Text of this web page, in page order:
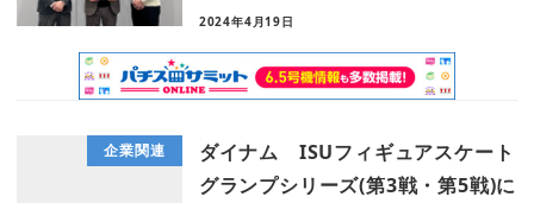
2024年4月19日
企業関連
ダイナム ISUフィギュアスケート
グランプシリーズ(第3戦・第5戦)に